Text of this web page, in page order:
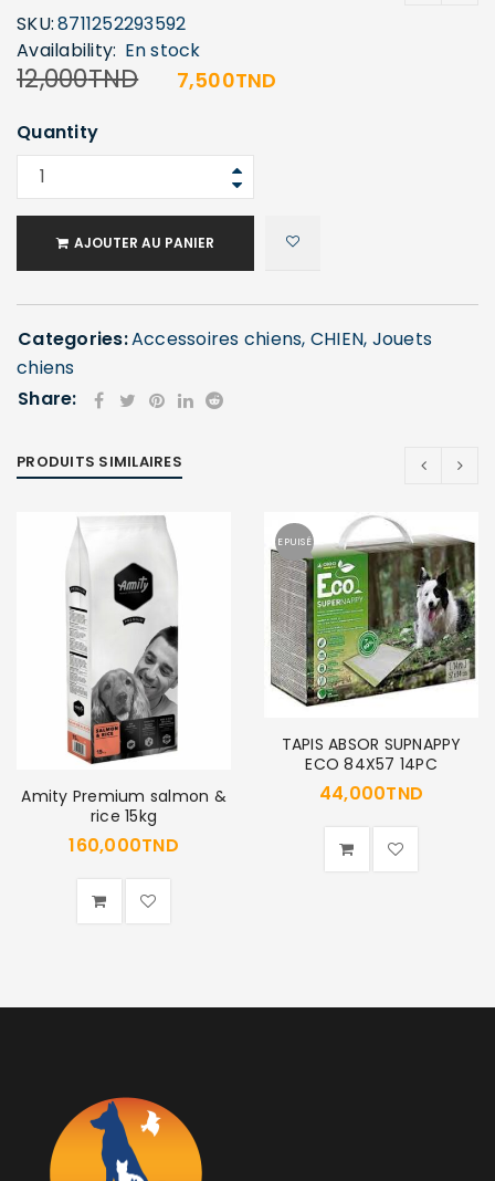
CONNECTER
ou e-mail
de passe*
Se souvenir de moi
SE CONNECTER
DE PASSE PERDU ?
SKU:8711252293592
Availability: En stock
12,000TND 7,500TND
Quantity
AJOUTER AU PANIER
Categories:Accessoires chiens, CHIEN, Jouets
chiens
Share:
PRODUITS SIMILAIRES
Amity Premium salmon &
rice 15kg
160,000TND
EPUISÉ
TAPIS ABSOR SUPNAPPY
ECO 84X57 14PC
44,000TND